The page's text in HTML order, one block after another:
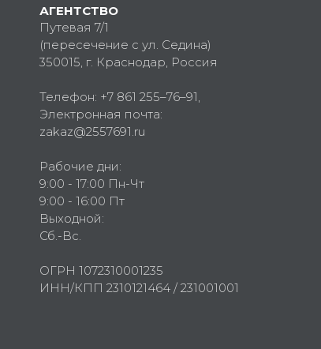
АГЕНТСТВО
Путевая 7/1
(пересечение с ул. Седина)
350015, г. Краснодар, Россия
Телефон: +7 861 255–76–91,
Электронная почта:
zakaz@2557691.ru
Рабочие дни:
9:00 - 17:00 Пн-Чт
9:00 - 16:00 Пт
Выходной:
Сб.-Вс.
ОГРН 1072310001235
ИНН/КПП 2310121464 / 231001001